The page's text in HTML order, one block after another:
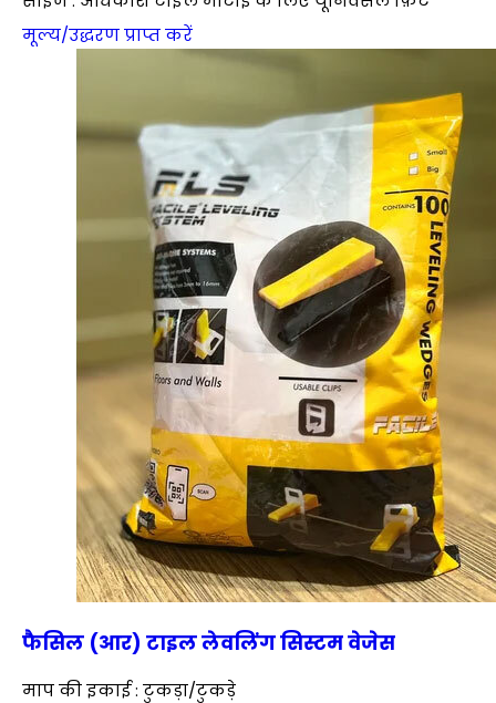
मूल्य/उद्धरण प्राप्त करें
फैसिल (आर) टाइल लेवलिंग सिस्टम वेजेस
माप की इकाई : टुकड़ा/टुकड़े